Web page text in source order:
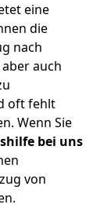
eine
die
nach
auch
oft fehlt
Wenn Sie
bei uns
von